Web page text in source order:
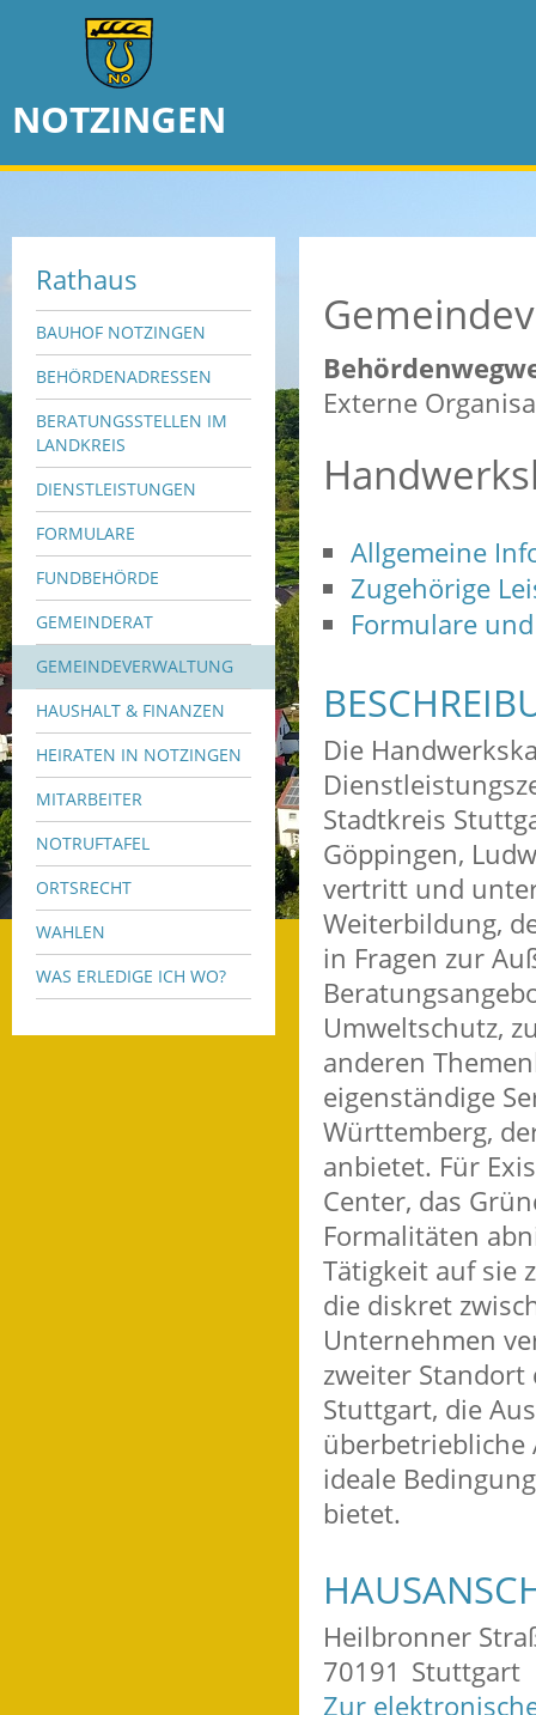
NOTZINGEN
Rathaus
BAUHOF NOTZINGEN
BEHÖRDENADRESSEN
BERATUNGSSTELLEN IM
LANDKREIS
DIENSTLEISTUNGEN
FORMULARE
FUNDBEHÖRDE
GEMEINDERAT
GEMEINDEVERWALTUNG
HAUSHALT & FINANZEN
HEIRATEN IN NOTZINGEN
MITARBEITER
NOTRUFTAFEL
ORTSRECHT
WAHLEN
WAS ERLEDIGE ICH WO?
Externe
Allgemeine
Zugehörige
Formulare
Die
Stadtkreis
Göppingen,
vertritt und
Weiterbildung,
in Fragen zur
Umweltschutz,
anderen
eigenständige
Württemberg,
anbietet. Für
Center, das
Formalitäten
Tätigkeit auf sie
die diskret
Unternehmen
zweiter Standort
Stuttgart, die
ideale
bietet.
Heilbronner
70191 Stuttgart
Zur